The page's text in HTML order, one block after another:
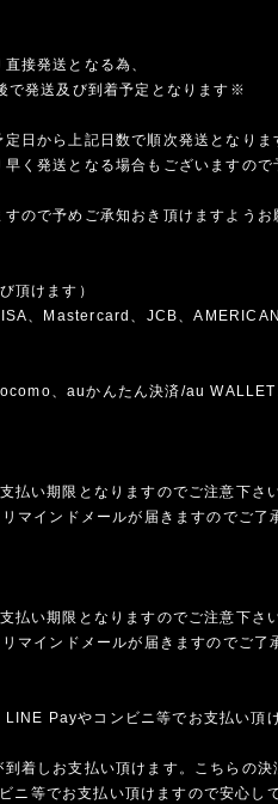
接発送となる為、
で発送及び到着予定となります※
日から上記日数で順次発送となりま
く発送となる場合もございますので
ので予めご承知おき頂けますようお
頂けます）
、Mastercard、JCB、AMERICAN
、auかんたん決済/au WALLET
払い期限となりますのでご注意下さ
マインドメールが届きますのでご了
払い期限となりますのでご注意下さ
マインドメールが届きますのでご了
LINE Payやコンビニ等でお支払い頂
着しお支払い頂けます。こちらの決
ニ等でお支払い頂けますので安心し